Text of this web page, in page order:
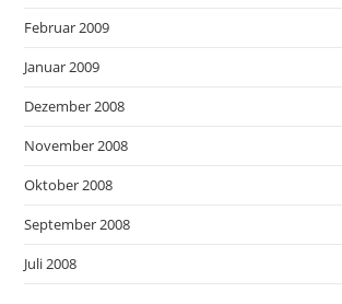
Februar 2009
Januar 2009
Dezember 2008
November 2008
Oktober 2008
September 2008
Juli 2008